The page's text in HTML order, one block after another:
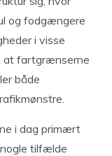
og fodgængere
i visse
at fartgrænserne
både
i dag primært
tilfælde